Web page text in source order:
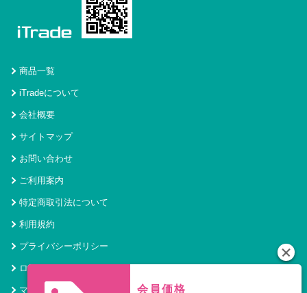
商品一覧
iTradeについて
会社概要
サイトマップ
お問い合わせ
ご利用案内
特定商取引法について
利用規約
プライバシーポリシー
ログイン
マイページ 会員価格